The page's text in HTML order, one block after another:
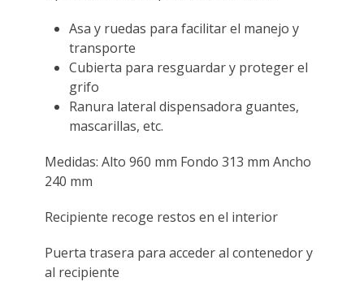
Asa y ruedas para facilitar el manejo y
transporte
Cubierta para resguardar y proteger el
grifo
Ranura lateral dispensadora guantes,
mascarillas, etc.
Medidas: Alto 960 mm Fondo 313 mm Ancho
240 mm
Recipiente recoge restos en el interior
Puerta trasera para acceder al contenedor y
al recipiente